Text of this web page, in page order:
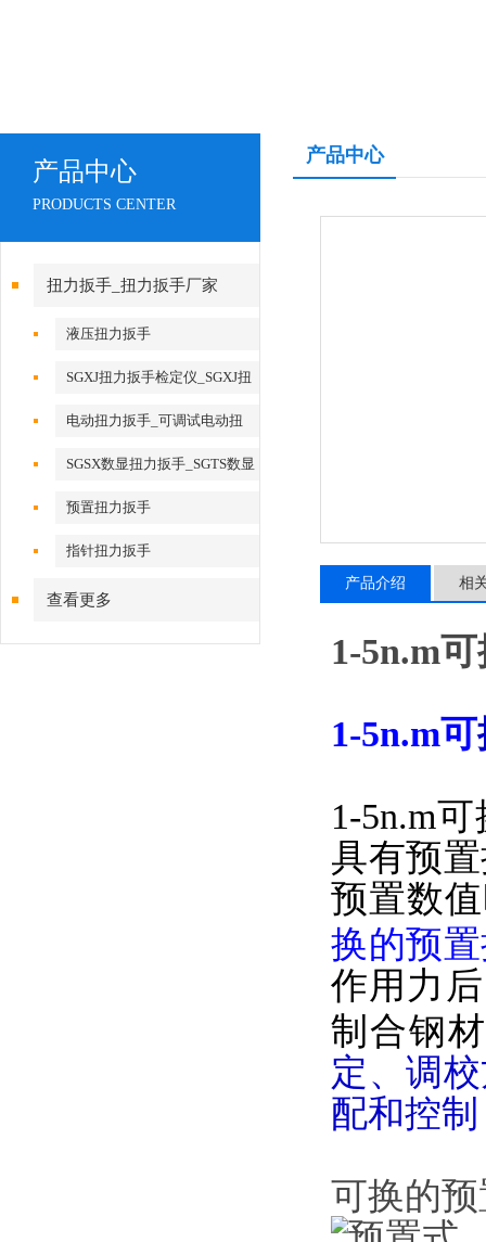
产品中心
PRODUCTS CENTER
扭力扳手_扭力扳手厂家
液压扭力扳手
SGXJ扭力扳手检定仪_SGXJ扭
矩扳手检定仪
电动扭力扳手_可调试电动扭
SGSX数显扭力扳手_SGTS数显
扭力扳手
预置扭力扳手
指针扭力扳手
查看更多
产品中心
产品介绍 相
1-5n.m
1-5n.m可
1-5n.m
具有预
预置数
换的预
作用力
制合钢
定、调
配和控
可换的